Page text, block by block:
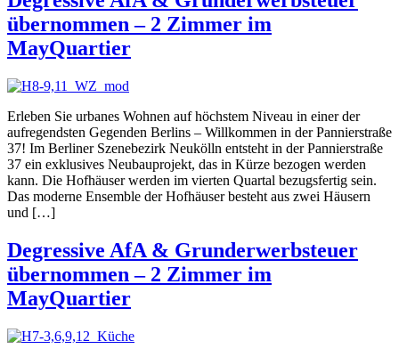
übernommen – 2 Zimmer im
MayQuartier
Erleben Sie urbanes Wohnen auf höchstem Niveau in einer der
aufregendsten Gegenden Berlins – Willkommen in der Pannierstraße
37! Im Berliner Szenebezirk Neukölln entsteht in der Pannierstraße
37 ein exklusives Neubauprojekt, das in Kürze bezogen werden
kann. Die Hofhäuser werden im vierten Quartal bezugsfertig sein.
Das moderne Ensemble der Hofhäuser besteht aus zwei Häusern
und […]
Degressive AfA & Grunderwerbsteuer
übernommen – 2 Zimmer im
MayQuartier